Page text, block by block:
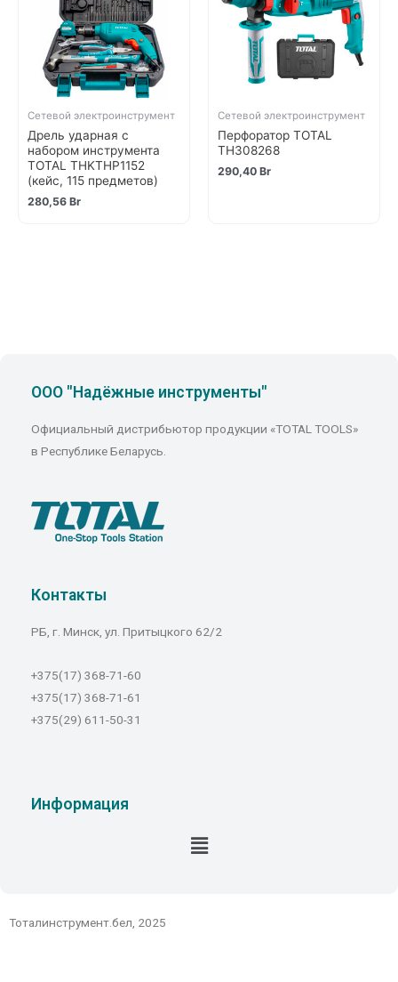
Сетевой электроинструмент
Дрель ударная с
набором инструмента
TOTAL THKTHP1152
(кейс, 115 предметов)
280,56 Br
Сетевой электроинструмент
Перфоратор TOTAL
TH308268
290,40 Br
ООО "Надёжные инструменты"
Официальный дистрибьютор продукции «TOTAL TOOLS»
в Республике Беларусь.
Контакты
РБ, г. Минск, ул. Притыцкого 62/2
+375(17) 368-71-60
+375(17) 368-71-61
+375(29) 611-50-31
Информация
Тоталинструмент.бел, 2025